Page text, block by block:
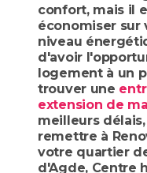
confort, mais il
économiser sur
niveau
d'avoir
logement à un
trouver une
extension de
meilleurs
remettre à
votre quartier
d'Agde, Centre